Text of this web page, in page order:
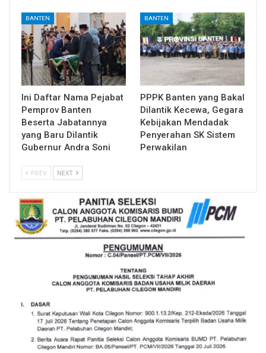
BANTEN
Ini Daftar Nama Pejabat
Pemprov Banten
Beserta Jabatannya
yang Baru Dilantik
Gubernur Andra Soni
BANTEN
PPPK Banten yang Bakal
Dilantik Kecewa, Gegara
Kebijakan Mendadak
Penyerahan SK Sistem
Perwakilan
PREV NEXT